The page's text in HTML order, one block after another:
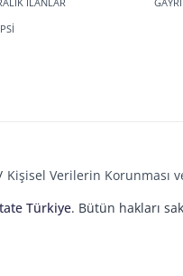
Kişisel Verilerin Korunması
Türkiye. Bütün hakları